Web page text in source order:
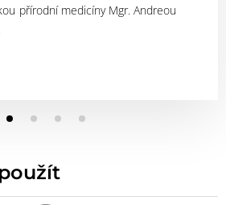
přírodní medicíny Mgr. Andreou